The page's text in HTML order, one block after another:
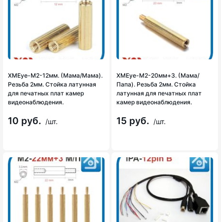
XMEye-M2-12мм. (Мама/Мама).
Резьба 2мм. Стойка латунная
для печатных плат камер
видеонаблюдения.
10 руб. /шт.
XMEye-M2-20мм+3. (Мама/
Папа). Резьба 2мм. Стойка
латунная для печатных плат
камер видеонаблюдения.
15 руб. /шт.